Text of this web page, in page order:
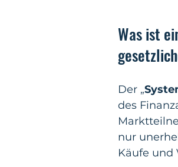
Was ist
Der „
des
nur
Käufe und